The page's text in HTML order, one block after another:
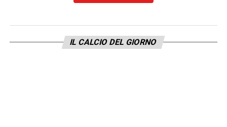
IL CALCIO DEL GIORNO